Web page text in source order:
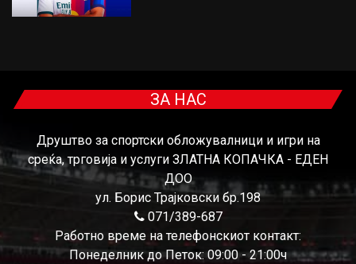
ЗА НАС
Друштво за спортски обложувалници и игри на
среќа, трговија и услуги ЗЛАТНА КОПАЧКА - ЕДЕН
ДОО
ул. Борис Трајковски бр.198
071/389-687
Работно време на телефонскиот контакт:
Понеделник до Петок: 09:00 - 21:00ч